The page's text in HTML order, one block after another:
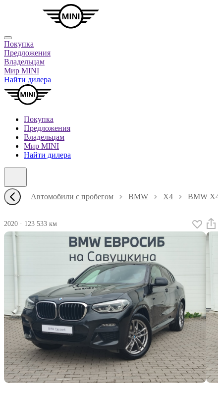
Покупка
Предложения
Владельцам
Мир MINI
Найти дилера
Покупка
Предложения
Владельцам
Мир MINI
Найти дилера
Автомобили с пробегом BMW X4 BMW X4
2020 · 123 533 км